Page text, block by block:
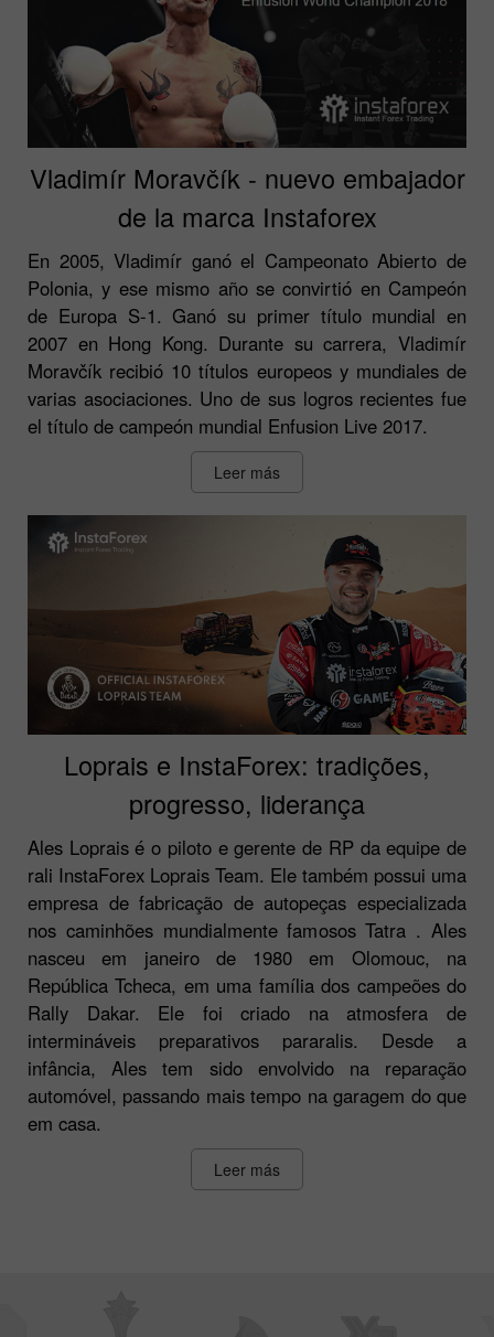
Vladimír Moravčík - nuevo embajador
de la marca Instaforex
En 2005, Vladimír ganó el Campeonato Abierto de
Polonia, y ese mismo año se convirtió en Campeón
de Europa S-1. Ganó su primer título mundial en
2007 en Hong Kong. Durante su carrera, Vladimír
Moravčík recibió 10 títulos europeos y mundiales de
varias asociaciones. Uno de sus logros recientes fue
el título de campeón mundial Enfusion Live 2017.
Leer más
Loprais e InstaForex: tradições,
progresso, liderança
Ales Loprais é o piloto e gerente de RP da equipe de
rali InstaForex Loprais Team. Ele também possui uma
empresa de fabricação de autopeças especializada
nos caminhões mundialmente famosos Tatra . Ales
nasceu em janeiro de 1980 em Olomouc, na
República Tcheca, em uma família dos campeões do
Rally Dakar. Ele foi criado na atmosfera de
intermináveis preparativos pararalis. Desde a
infância, Ales tem sido envolvido na reparação
automóvel, passando mais tempo na garagem do que
em casa.
Leer más